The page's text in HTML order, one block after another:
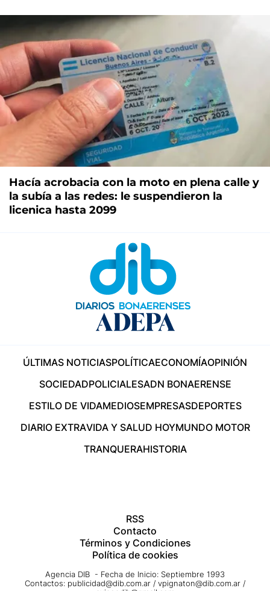
Hacía acrobacia con la moto en plena calle y
la subía a las redes: le suspendieron la
licenica hasta 2099
ÚLTIMAS NOTICIASPOLÍTICAECONOMÍAOPINIÓN
SOCIEDADPOLICIALESADN BONAERENSE
ESTILO DE VIDAMEDIOSEMPRESASDEPORTES
DIARIO EXTRAVIDA Y SALUD HOYMUNDO MOTOR
TRANQUERAHISTORIA
RSS
Contacto
Términos y Condiciones
Política de cookies
Agencia DIB - Fecha de Inicio: Septiembre 1993
Contactos: publicidad@dib.com.ar / vpignaton@dib.com.ar /